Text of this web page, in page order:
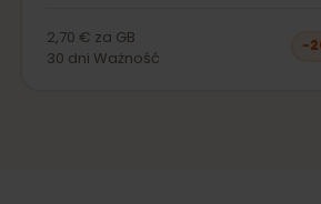
2,70 € za GB
30 dni Ważność
−